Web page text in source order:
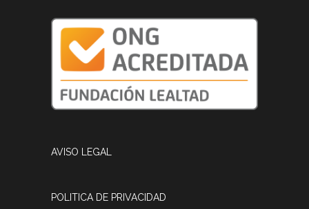
AVISO LEGAL
POLITICA DE PRIVACIDAD